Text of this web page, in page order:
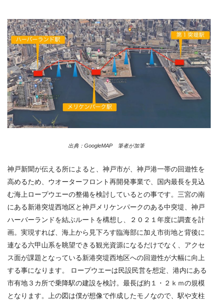
出典：GoogleMAP 筆者が加筆
神戸新聞が伝える所によると、神戸市が、神戸港一帯の回遊性を
高めるため、ウオーターフロント再開発事業で、国内最長を見込
む海上ロープウエーの整備を検討しているとの事です。三宮の南
にある新港突堤西地区と神戸メリケンパークのある中突堤、神戸
ハーバーランドを結ぶルートを構想し、２０２１年度に調査を計
画。実現すれば、海上から見下ろす臨海部に加え市街地と背後に
連なる六甲山系を眺望できる観光資源になるだけでなく、アクセ
ス面が課題となっている新港突堤西地区への回遊性が大幅に向上
する事になります。 ロープウエーは民設民営を想定、港内にある
市有地３カ所で乗降駅の建設を検討。最長ば約１・２ｋｍの規模
となります。上の図は僕が想像で作成したモノなので、駅や支柱